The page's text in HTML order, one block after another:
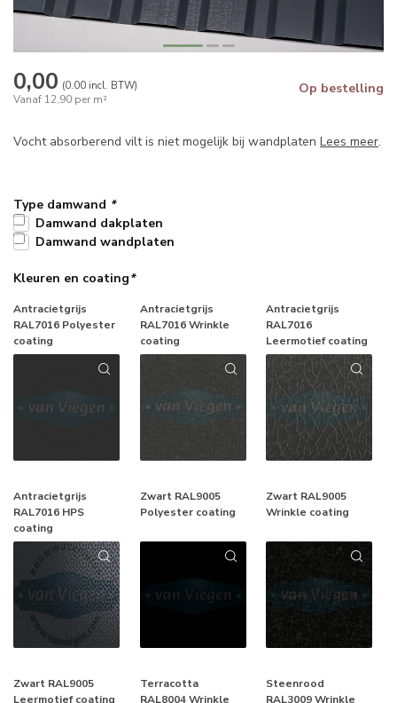
0,00 (0.00 incl. BTW)
Vanaf 12,90 per m²
Op bestelling
Vocht absorberend vilt is niet mogelijk bij wandplaten Lees meer.
Type damwand *
Damwand dakplaten
Damwand wandplaten
Kleuren en coating*
Antracietgrijs
RAL7016 Polyester
coating
Antracietgrijs
RAL7016 Wrinkle
coating
Antracietgrijs
RAL7016
Leermotief coating
Antracietgrijs
RAL7016 HPS
coating
Zwart RAL9005
Polyester coating
Zwart RAL9005
Wrinkle coating
Zwart RAL9005
Leermotief coating
Terracotta
RAL8004 Wrinkle
Steenrood
RAL3009 Wrinkle